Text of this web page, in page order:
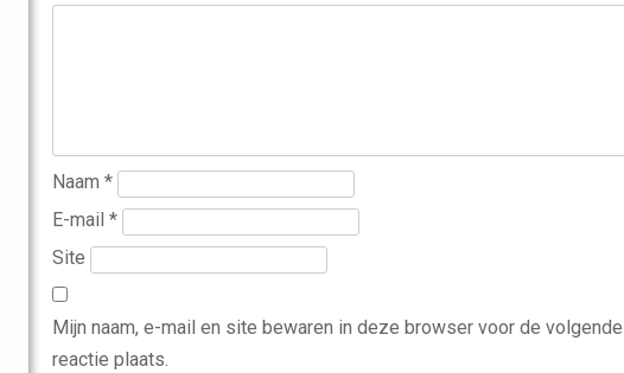
Naam *
E-mail *
Site
Mijn naam, e-mail en site bewaren in deze browser voor de
reactie plaats.